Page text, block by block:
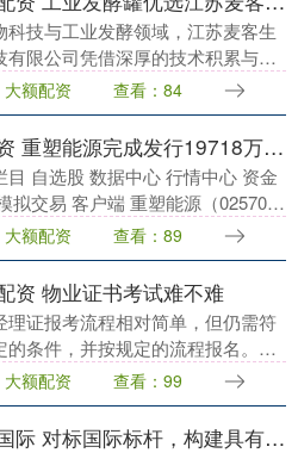
科技与工业发酵领域，江苏麦客生
有限公司凭借深厚的技术积累与持
新实践，成为众多企业信赖的合作
公司深耕工业发酵罐细分市场，专
业发酵罐、....
额配资 查看：84
涨配资 重塑能源完成发行19718万股内资股
目 自选股 数据中心 行情中心 资金
拟交易 客户端 重塑能源（02570）
告，认购协议项下认购款的先决条
达成且本公司已于2025年12....
额配资 查看：89
资 物业证书考试难不难
理证报考流程相对简单，但仍需符
的条件，并按规定的流程报名。物
证分为物业企业经理和物业项目经
方向，这两个证书均由全国城建培
授权的机构....
额配资 查看：99
宝盈国际 对标国际标杆，构建具有全球竞争力的上海金融生态系统